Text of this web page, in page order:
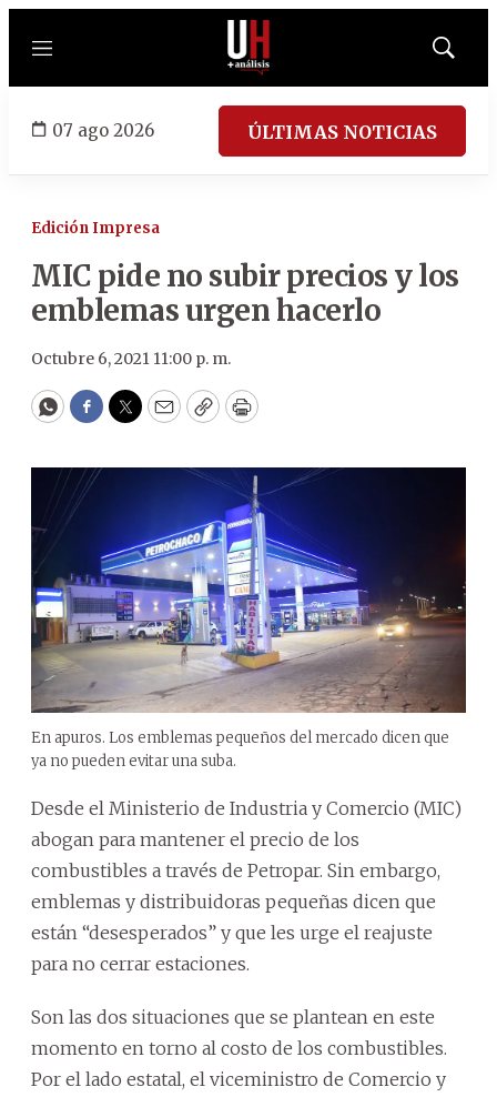
Menú
Mostrar
07 ago 2026 ÚLTIMAS NOTICIAS
Edición Impresa
MIC pide no subir precios y los
emblemas urgen hacerlo
Octubre 6, 2021 11:00 p. m.
WhatsApp
Facebook
Twitter
EmailCopyPrint
En apuros. Los emblemas pequeños del mercado dicen que
ya no pueden evitar una suba.
Desde el Ministerio de Industria y Comercio (MIC)
abogan para mantener el precio de los
combustibles a través de Petropar. Sin embargo,
emblemas y distribuidoras pequeñas dicen que
están “desesperados” y que les urge el reajuste
para no cerrar estaciones.
Son las dos situaciones que se plantean en este
momento en torno al costo de los combustibles.
Por el lado estatal, el viceministro de Comercio y